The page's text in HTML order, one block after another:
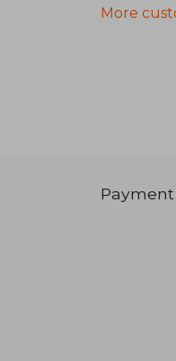
More